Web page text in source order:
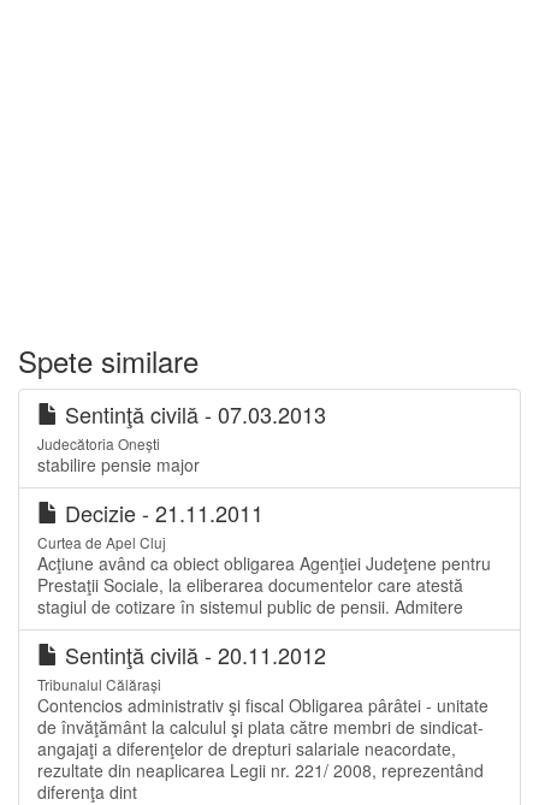
Spete similare
Sentinţă civilă - 07.03.2013
Judecătoria Onești
stabilire pensie major
Decizie - 21.11.2011
Curtea de Apel Cluj
Acţiune având ca obiect obligarea Agenţiei Judeţene pentru
Prestaţii Sociale, la eliberarea documentelor care atestă
stagiul de cotizare în sistemul public de pensii. Admitere
Sentinţă civilă - 20.11.2012
Tribunalul Călărași
Contencios administrativ şi fiscal Obligarea pârâtei - unitate
de învăţământ la calculul şi plata către membri de sindicat-
angajaţi a diferenţelor de drepturi salariale neacordate,
rezultate din neaplicarea Legii nr. 221/ 2008, reprezentând
diferenţa dint